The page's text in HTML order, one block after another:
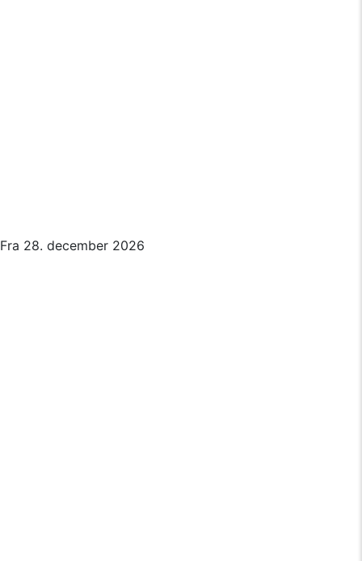
Fra 28. december 2026